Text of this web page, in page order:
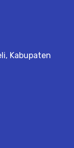
Kabupaten